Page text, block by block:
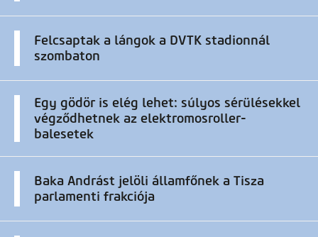
Felcsaptak a lángok a DVTK stadionnál
szombaton
Egy gödör is elég lehet: súlyos sérülésekkel
végződhetnek az elektromosroller-
balesetek
Baka Andrást jelöli államfőnek a Tisza
parlamenti frakciója